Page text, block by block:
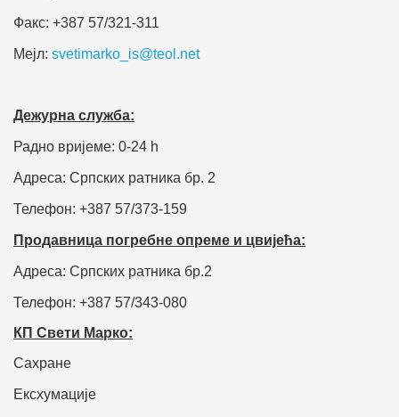
Факс: +387 57/321-311
Мејл: svetimarko_is@teol.net
Дежурна служба:
Радно вријеме: 0-24 h
Адреса: Српских ратника бр. 2
Телефон: +387 57/373-159
Продавница погребне опреме и цвијећа:
Адреса: Српских ратника бр.2
Телефон: +387 57/343-080
КП Свети Марко:
Сахране
Ексхумације